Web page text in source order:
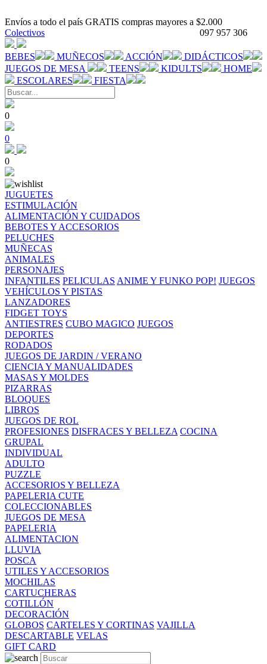
Envíos a todo el país GRATIS compras mayores a $2.000
097 957 306
Colectivos
BEBES MUÑECOS ACCIÓN
DIDÁCTICOS
JUEGOS DE MESA
TEENS KIDULTS
HOME
ESCOLARES
FIESTA
0
0
0
JUGUETES
ESTIMULACIÓN
ALIMENTACIÓN Y CUIDADOS
BEBOTES Y ACCESORIOS
PELUCHES
MUÑECAS
ANIMALES
PERSONAJES
INFANTILES PELICULAS ANIME Y FUNKO POP! JUEGOS
VEHÍCULOS Y PISTAS
LANZADORES
FIDGET TOYS
ANTIESTRES CUBO MAGICO JUEGOS
DEPORTES
RODADOS
JUEGOS DE JARDIN / VERANO
CIENCIA Y MANUALIDADES
MASAS Y MOLDES
PIZARRAS
BLOQUES
LIBROS
JUEGOS DE ROL
PROFESIONES DISFRACES Y BELLEZA COCINA
GRUPAL
INDIVIDUAL
ADULTO
PUZZLE
ACCESORIOS Y BELLEZA
PAPELERIA CUTE
COLECCIONABLES
JUEGOS DE MESA
PAPELERIA
ALIMENTACION
LLUVIA
POSCA
UTILES Y ACCESORIOS
MOCHILAS
CARTUCHERAS
COTILLÓN
DECORACIÓN
GLOBOS CARTELES Y CORTINAS VAJILLA
DESCARTABLE VELAS
GIFT CARD